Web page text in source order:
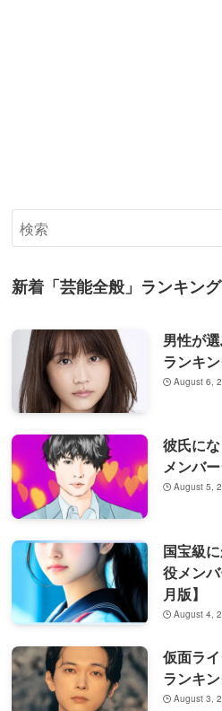
新着「芸能全般」ランキング
男性が
ランキ
August 6,
彼氏に
メンバ
August 5,
国宝級
役メン
月版】
August 4,
仮面ラ
ランキ
August 3,